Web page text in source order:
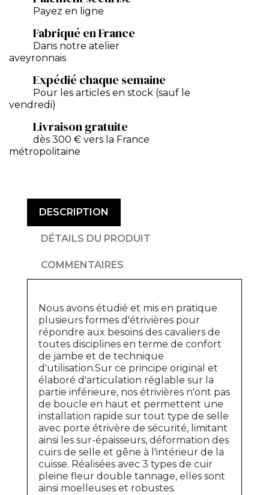
Payez en ligne
Fabriqué en France
Dans notre atelier
aveyronnais
Expédié chaque semaine
Pour les articles en stock (sauf le
vendredi)
Livraison gratuite
dès 300 € vers la France
métropolitaine
DESCRIPTION
DÉTAILS DU PRODUIT
COMMENTAIRES
Nous avons étudié et mis en pratique
plusieurs formes d'étrivières pour
répondre aux besoins des cavaliers de
toutes disciplines en terme de confort
de jambe et de technique
d'utilisation.Sur ce principe original et
élaboré d'articulation réglable sur la
partie inférieure, nos étrivières n'ont pas
de boucle en haut et permettent une
installation rapide sur tout type de selle
avec porte étrivère de sécurité, limitant
ainsi les sur-épaisseurs, déformation des
cuirs de selle et gêne à l'intérieur de la
cuisse. Réalisées avec 3 types de cuir
pleine fleur double tannage, elles sont
ainsi moelleuses et robustes.